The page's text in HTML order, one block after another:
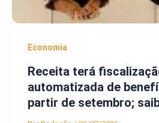
Economia
Receita terá
automatizada de
partir de setembro;